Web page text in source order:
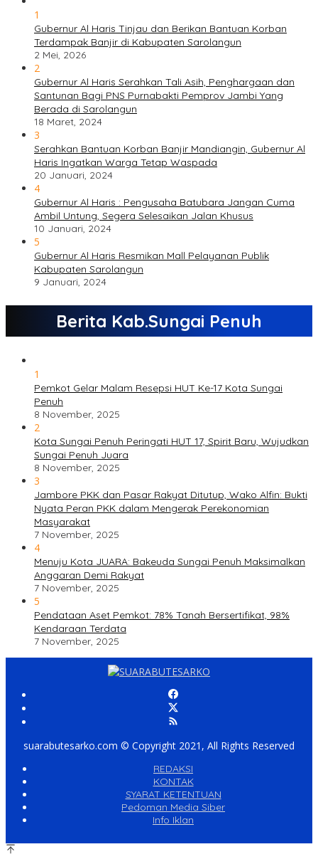
1
Gubernur Al Haris Tinjau dan Berikan Bantuan Korban
Terdampak Banjir di Kabupaten Sarolangun
2 Mei, 2026
2
Gubernur Al Haris Serahkan Tali Asih, Penghargaan dan
Santunan Bagi PNS Purnabakti Pemprov Jambi Yang
Berada di Sarolangun
18 Maret, 2024
3
Serahkan Bantuan Korban Banjir Mandiangin, Gubernur Al
Haris Ingatkan Warga Tetap Waspada
20 Januari, 2024
4
Gubernur Al Haris : Pengusaha Batubara Jangan Cuma
Ambil Untung, Segera Selesaikan Jalan Khusus
10 Januari, 2024
5
Gubernur Al Haris Resmikan Mall Pelayanan Publik
Kabupaten Sarolangun
9 Januari, 2024
Berita Kab.Sungai Penuh
1
Pemkot Gelar Malam Resepsi HUT Ke-17 Kota Sungai
Penuh
8 November, 2025
2
Kota Sungai Penuh Peringati HUT 17, Spirit Baru, Wujudkan
Sungai Penuh Juara
8 November, 2025
3
Jambore PKK dan Pasar Rakyat Ditutup, Wako Alfin: Bukti
Nyata Peran PKK dalam Mengerak Perekonomian
Masyarakat
7 November, 2025
4
Menuju Kota JUARA: Bakeuda Sungai Penuh Maksimalkan
Anggaran Demi Rakyat
7 November, 2025
5
Pendataan Aset Pemkot: 78% Tanah Bersertifikat, 98%
Kendaraan Terdata
7 November, 2025
suarabutesarko.com © Copyright 2021, All Rights Reserved
REDAKSI
KONTAK
SYARAT KETENTUAN
Pedoman Media Siber
Info Iklan